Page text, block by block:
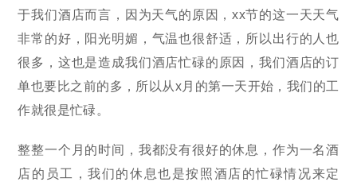
于我们酒店而言，因为天气的原因，xx节的这一天天气
非常的好，阳光明媚，气温也很舒适，所以出行的人也
很多，这也是造成我们酒店忙碌的原因，我们酒店的订
单也要比之前的多，所以从x月的第一天开始，我们的工
作就很是忙碌。
整整一个月的时间，我都没有很好的休息，作为一名酒
店的员工，我们的休息也是按照酒店的忙碌情况来定